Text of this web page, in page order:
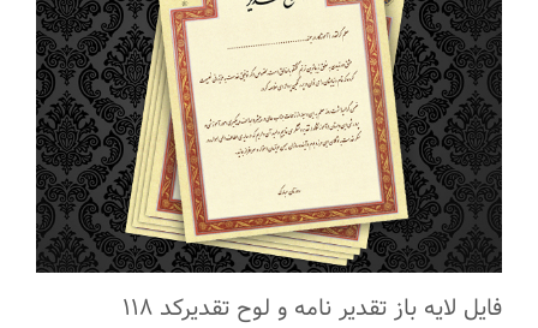
فایل لایه باز تقدیر نامه و لوح تقدیرکد ۱۱۸